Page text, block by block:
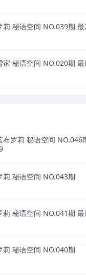
莉 秘语空间 NO.039期
家 秘语空间 NO.020期
布罗莉 秘语空间 NO.046
莉 秘语空间 NO.043期
莉 秘语空间 NO.041期
莉 秘语空间 NO.040期